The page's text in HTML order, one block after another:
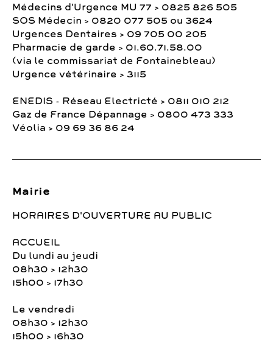
Médecins d'Urgence MU 77 > 0825 826 505
SOS Médecin > 0820 077 505 ou 3624
Urgences Dentaires > 09 705 00 205
Pharmacie de garde > 01.60.71.58.00
(via le commissariat de Fontainebleau)
Urgence vétérinaire > 3115
ENEDIS - Réseau Electricté > 0811 010 212
Gaz de France Dépannage > 0800 473 333
Véolia > 09 69 36 86 24
Mairie
HORAIRES D'OUVERTURE AU PUBLIC
ACCUEIL
Du lundi au jeudi
08h30 > 12h30
15h00 > 17h30
Le vendredi
08h30 > 12h30
15h00 > 16h30